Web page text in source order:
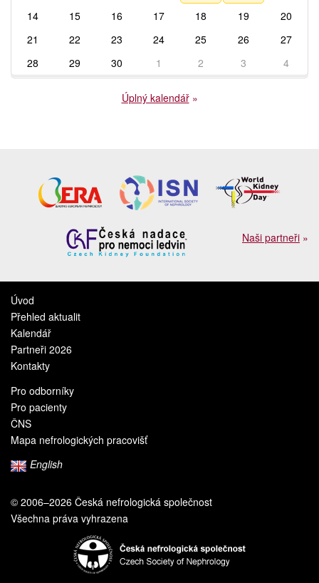
14
15 16 17 18 19
20
21
22 23 24 25 26
27
28
29 30 1 2 3 4
Úplný kalendář»
Naši partneři »
Úvod
Přehled aktualit
Kalendář
Partneři 2026
Kontakty
Pro odborníky
Pro pacienty
ČNS
Mapa nefrologických pracovišť
English
© 2006–2026 Česká nefrologická společnost
Všechna práva vyhrazena